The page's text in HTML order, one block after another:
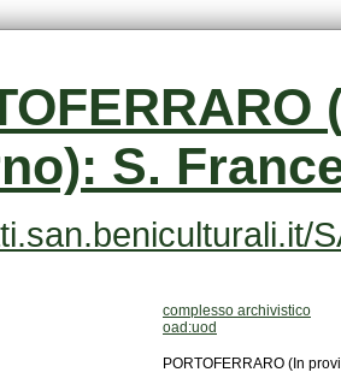
S.
complesso archivistico
oad:uod
PORTOFERRARO (In